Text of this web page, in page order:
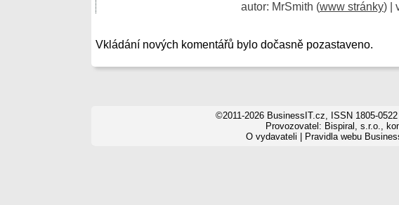
autor: MrSmith (www stránky) |
Vkládání nových komentářů bylo dočasně pozastaveno.
©2011-2026 BusinessIT.cz, ISSN 1805-
Provozovatel: Bispiral, s.r.o.,
O vydavateli
Pravidla webu